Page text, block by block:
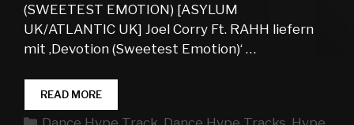
(SWEETEST EMOTION) [ASYLUM
UK/ATLANTIC UK] Joel Corry Ft. RAHH liefern
mit ‚Devotion (Sweetest Emotion)‘ …
READ MOREDANCE
HYPE
Kategorien